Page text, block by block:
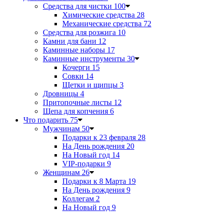
Средства для чистки 100
Химические средства 28
Механические средства 72
Средства для розжига 10
Камни для бани 12
Каминные наборы 17
Каминные инструменты 30
Кочерги 15
Совки 14
Щетки и щипцы 3
Дровницы 4
Притопочные листы 12
Щепа для копчения 6
Что подарить 75
Мужчинам 50
Подарки к 23 февраля 28
На День рождения 20
На Новый год 14
VIP-подарки 9
Женщинам 26
Подарки к 8 Марта 19
На День рождения 9
Коллегам 2
На Новый год 9